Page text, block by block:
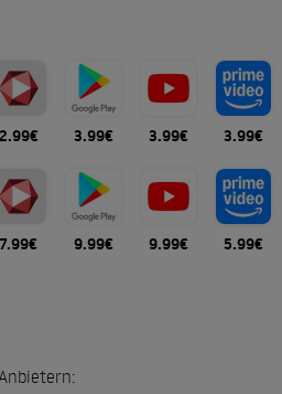
2.99€ 3.99€ 3.99€ 3.99€
7.99€ 9.99€ 9.99€ 5.99€